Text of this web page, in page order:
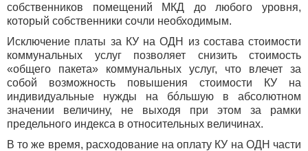
собственников помещений МКД до любого уровня,
который собственники сочли необходимым.
Исключение платы за КУ на ОДН из состава стоимости
коммунальных услуг позволяет снизить стоимость
«общего пакета» коммунальных услуг, что влечет за
собой возможность повышения стоимости КУ на
индивидуальные нужды на бóльшую в абсолютном
значении величину, не выходя при этом за рамки
предельного индекса в относительных величинах.
В то же время, расходование на оплату КУ на ОДН части